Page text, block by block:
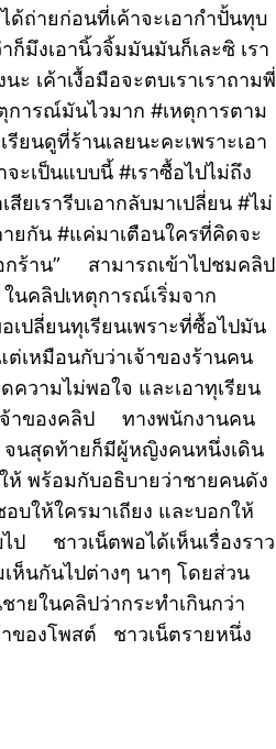
ด้ถ่ายก่อนที่เค้าจะเอากำปั้นทุบ
ก็มึงเอานิ้วจิ้มมันมันก็เละซิ เรา
ะ เค้าเงื้อมือจะตบเราเราถามพี่
การณ์มันไวมาก #เหตุการตาม
ยนดูที่ร้านเลยนะคะเพราะเอา
ะเป็นแบบนี้ #เราซื้อไปไม่ถึง
สียเรารีบเอากลับมาเปลี่ยน #ไม่
ยกัน #แค่มาเตือนใครที่คิดจะ
กร้าน” สามารถเข้าไปชมคลิป
คลิปเหตุการณ์เริ่มจาก
เปลี่ยนทุเรียนเพราะที่ซื้อไปมัน
ต่เหมือนกับว่าเจ้าของร้านคน
ความไม่พอใจ และเอาทุเรียน
จ้าของคลิป ทางพนักงานคน
จนสุดท้ายก็มีผู้หญิงคนหนึ่งเดิน
ห้ พร้อมกับอธิบายว่าชายคนดัง
บให้ใครมาเถียง และบอกให้
ไป ชาวเน็ตพอได้เห็นเรื่องราว
ห็นกันไปต่างๆ นาๆ โดยส่วน
ยในคลิปว่ากระทำเกินกว่า
าของโพสต์ ชาวเน็ตรายหนึ่ง